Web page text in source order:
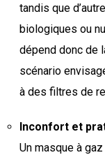
tandis que
biologiques ou
dépend donc de
scénario
à des filtres de
Inconfort et
Un masque à